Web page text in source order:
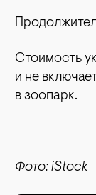
Стоимость
и не
в зоопарк.
Фото: iStock